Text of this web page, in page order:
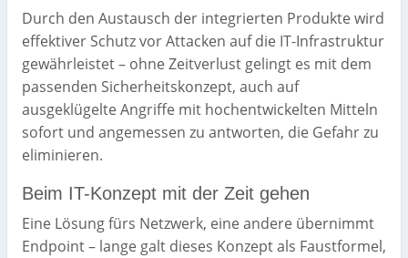
Durch den Austausch der integrierten Produkte wird
effektiver Schutz vor Attacken auf die IT-Infrastruktur
gewährleistet – ohne Zeitverlust gelingt es mit dem
passenden Sicherheitskonzept, auch auf
ausgeklügelte Angriffe mit hochentwickelten Mitteln
sofort und angemessen zu antworten, die Gefahr zu
eliminieren.
Beim IT-Konzept mit der Zeit gehen
Eine Lösung fürs Netzwerk, eine andere übernimmt
Endpoint – lange galt dieses Konzept als Faustformel,